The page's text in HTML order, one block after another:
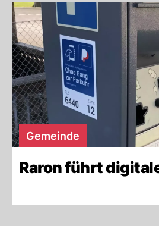
Gemeinde
Raron führt